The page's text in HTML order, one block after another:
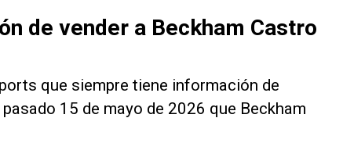
de vender a Beckham Castro
que siempre tiene información de
15 de mayo de 2026 que Beckham